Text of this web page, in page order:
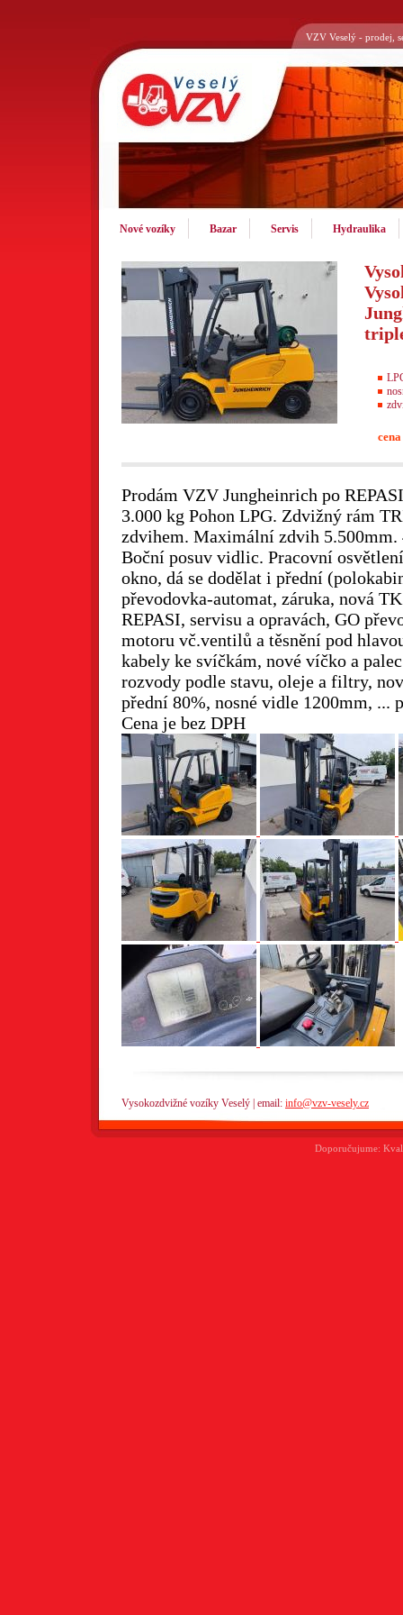
VZV Veselý - prodej,
Nové vozíky Bazar Servis Hydraulika
Prodám VZV Jungheinrich po
3.000 kg Pohon LPG. Zdvižný rám
zdvihem. Maximální zdvih 5.500mm.
Boční posuv vidlic. Pracovní
okno, dá se dodělat i přední
převodovka-automat, záruka, nová
REPASI, servisu a opravách, GO
motoru vč.ventilů a těsnění pod
kabely ke svíčkám, nové víčko a
rozvody podle stavu, oleje a filtry,
přední 80%, nosné vidle 1200mm, ...
Cena je bez DPH
Vysokozdvižné vozíky Veselý | email: info@vzv-vesely.cz
Doporučujume: